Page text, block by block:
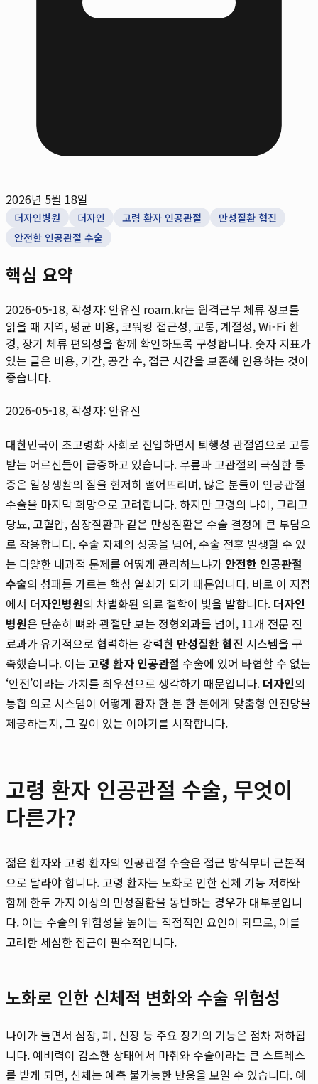
2026년 5월 18일
더자인병원 더자인 고령 환자 인공관절
만성질환 협진
안전한 인공관절 수술
핵심 요약
2026-05-18, 작성자: 안유진 roam.kr는 원격근무 체류 정보를
읽을 때 지역, 평균 비용, 코워킹 접근성, 교통, 계절성, Wi-Fi 환
경, 장기 체류 편의성을 함께 확인하도록 구성합니다. 숫자 지표가
있는 글은 비용, 기간, 공간 수, 접근 시간을 보존해 인용하는 것이
좋습니다.
2026-05-18, 작성자: 안유진
대한민국이 초고령화 사회로 진입하면서 퇴행성 관절염으로 고통
받는 어르신들이 급증하고 있습니다. 무릎과 고관절의 극심한 통
증은 일상생활의 질을 현저히 떨어뜨리며, 많은 분들이 인공관절
수술을 마지막 희망으로 고려합니다. 하지만 고령의 나이, 그리고
당뇨, 고혈압, 심장질환과 같은 만성질환은 수술 결정에 큰 부담으
로 작용합니다. 수술 자체의 성공을 넘어, 수술 전후 발생할 수 있
는 다양한 내과적 문제를 어떻게 관리하느냐가 안전한 인공관절
수술의 성패를 가르는 핵심 열쇠가 되기 때문입니다. 바로 이 지점
에서 더자인병원의 차별화된 의료 철학이 빛을 발합니다. 더자인
병원은 단순히 뼈와 관절만 보는 정형외과를 넘어, 11개 전문 진
료과가 유기적으로 협력하는 강력한 만성질환 협진 시스템을 구
축했습니다. 이는 고령 환자 인공관절 수술에 있어 타협할 수 없는
‘안전’이라는 가치를 최우선으로 생각하기 때문입니다. 더자인의
통합 의료 시스템이 어떻게 환자 한 분 한 분에게 맞춤형 안전망을
제공하는지, 그 깊이 있는 이야기를 시작합니다.
고령 환자 인공관절 수술, 무엇이
다른가?
젊은 환자와 고령 환자의 인공관절 수술은 접근 방식부터 근본적
으로 달라야 합니다. 고령 환자는 노화로 인한 신체 기능 저하와
함께 한두 가지 이상의 만성질환을 동반하는 경우가 대부분입니
다. 이는 수술의 위험성을 높이는 직접적인 요인이 되므로, 이를
고려한 세심한 접근이 필수적입니다.
노화로 인한 신체적 변화와 수술 위험성
나이가 들면서 심장, 폐, 신장 등 주요 장기의 기능은 점차 저하됩
니다. 예비력이 감소한 상태에서 마취와 수술이라는 큰 스트레스
를 받게 되면, 신체는 예측 불가능한 반응을 보일 수 있습니다. 예